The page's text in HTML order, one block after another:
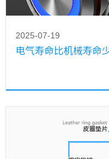
2025-07-19
电气寿命比机械寿命